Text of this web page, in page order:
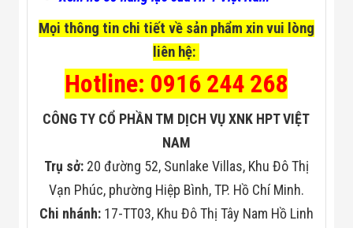
Mọi thông tin chi tiết về sản phẩm xin vui lòng
liên hệ:
Hotline: 0916 244 268
CÔNG TY CỔ PHẦN TM DỊCH VỤ XNK HPT VIỆT
NAM
Trụ sở: 20 đường 52, Sunlake Villas, Khu Đô Thị
Vạn Phúc, phường Hiệp Bình, TP. Hồ Chí Minh.
Chi nhánh:17-TT03, Khu Đô Thị Tây Nam Hồ Linh